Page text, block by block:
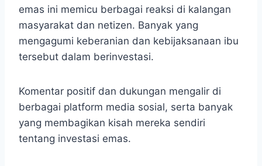
emas ini memicu berbagai reaksi di kalangan
masyarakat dan netizen. Banyak yang
mengagumi keberanian dan kebijaksanaan ibu
tersebut dalam berinvestasi.
Komentar positif dan dukungan mengalir di
berbagai platform media sosial, serta banyak
yang membagikan kisah mereka sendiri
tentang investasi emas.